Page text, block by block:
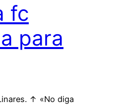
fc
para
↑ «No diga